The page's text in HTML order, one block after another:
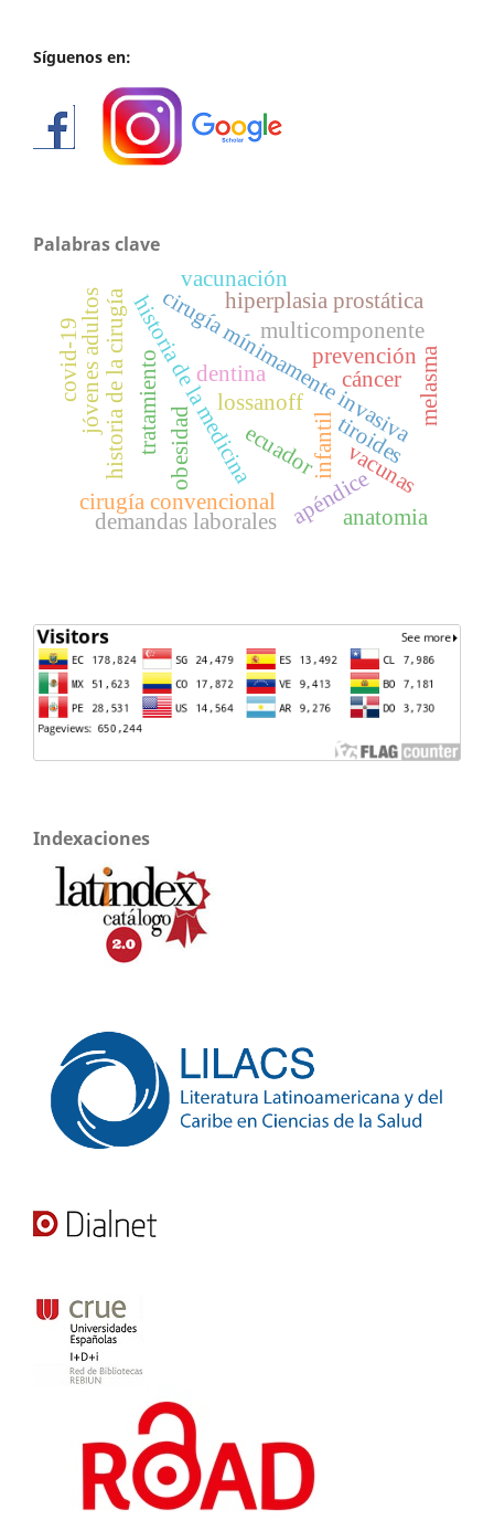
Síguenos en:
Palabras clave
historia de la medicina
cirugía convencional
cirugía mínimamente invasiva
historia de la cirugía ecuador
obesidad infantil
prevención
multicomponente
tratamiento dentina
jóvenes adultos
apéndice
lossanoff
hiperplasia prostática
covid-19
vacunación
demandas laborales
vacunas
cáncer
anatomia
melasma
tiroides
Indexaciones